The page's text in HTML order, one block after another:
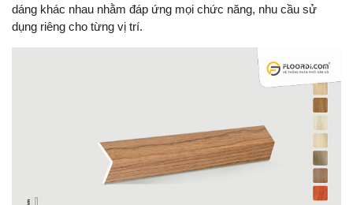
dáng khác nhau nhằm đáp ứng mọi chức năng, nhu cầu sử
dụng riêng cho từng vị trí.